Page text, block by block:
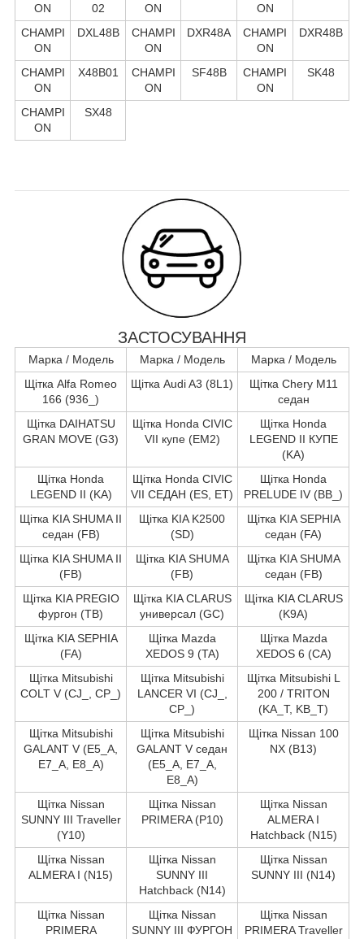
ON
02
ON
ON
CHAMPI
ON
DXL48B
CHAMPI
ON
DXR48A
CHAMPI
ON
DXR48B
CHAMPI
ON
X48B01
CHAMPI
ON
SF48B
CHAMPI
ON
SK48
CHAMPI
ON
SX48
ЗАСТОСУВАННЯ
Марка / Модель Марка / Модель
Марка / Модель
Щітка Alfa Romeo
166 (936_)
Щітка Audi A3 (8L1)
Щітка Chery M11
седан
Щітка DAIHATSU
GRAN MOVE (G3)
Щітка Honda CIVIC
VII купе (EM2)
Щітка Honda
LEGEND II КУПЕ
(KA)
Щітка Honda
LEGEND II (KA)
Щітка Honda CIVIC
VII СЕДАН (ES, ET)
Щітка Honda
PRELUDE IV (BB_)
Щітка KIA SHUMA II
седан (FB)
Щітка KIA K2500
(SD)
Щітка KIA SEPHIA
седан (FA)
Щітка KIA SHUMA II
(FB)
Щітка KIA SHUMA
(FB)
Щітка KIA SHUMA
седан (FB)
Щітка KIA PREGIO
фургон (TB)
Щітка KIA CLARUS
универсал (GC)
Щітка KIA CLARUS
(K9A)
Щітка KIA SEPHIA
(FA)
Щітка Mazda
XEDOS 9 (TA)
Щітка Mazda
XEDOS 6 (CA)
Щітка Mitsubishi
COLT V (CJ_, CP_)
Щітка Mitsubishi
LANCER VI (CJ_,
CP_)
Щітка Mitsubishi L
200 / TRITON
(KA_T, KB_T)
Щітка Mitsubishi
GALANT V (E5_A,
E7_A, E8_A)
Щітка Mitsubishi
GALANT V седан
(E5_A, E7_A,
E8_A)
Щітка Nissan 100
NX (B13)
Щітка Nissan
SUNNY III Traveller
(Y10)
Щітка Nissan
PRIMERA (P10)
Щітка Nissan
ALMERA I
Hatchback (N15)
Щітка Nissan
ALMERA I (N15)
Щітка Nissan
SUNNY III
Hatchback (N14)
Щітка Nissan
SUNNY III (N14)
Щітка Nissan
PRIMERA
Щітка Nissan
SUNNY III ФУРГОН
Щітка Nissan
PRIMERA Traveller